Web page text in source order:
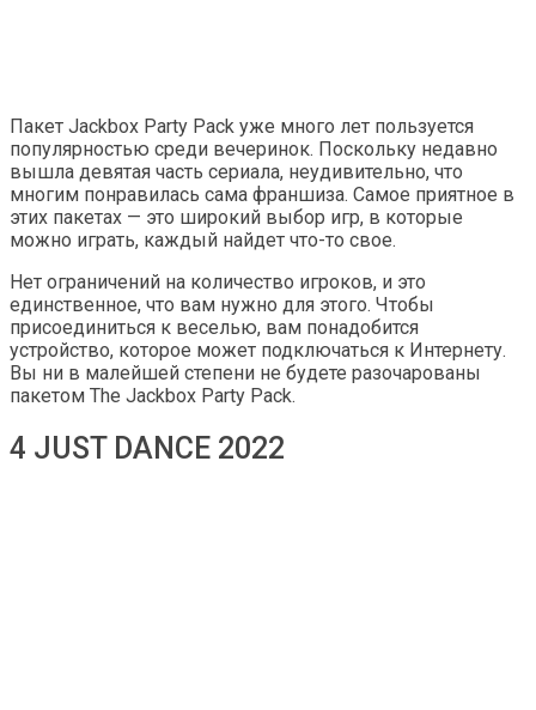
Пакет Jackbox Party Pack уже много лет пользуется
популярностью среди вечеринок. Поскольку недавно
вышла девятая часть сериала, неудивительно, что
многим понравилась сама франшиза. Самое приятное в
этих пакетах — это широкий выбор игр, в которые
можно играть, каждый найдет что-то свое.
Нет ограничений на количество игроков, и это
единственное, что вам нужно для этого. Чтобы
присоединиться к веселью, вам понадобится
устройство, которое может подключаться к Интернету.
Вы ни в малейшей степени не будете разочарованы
пакетом The Jackbox Party Pack.
4 JUST DANCE 2022